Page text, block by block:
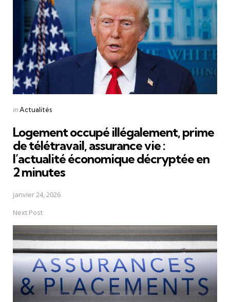
Posted
inActualités
Logement occupé illégalement, prime
de télétravail, assurance vie :
l’actualité économique décryptée en
2 minutes
janvier 24, 2026
Next Post